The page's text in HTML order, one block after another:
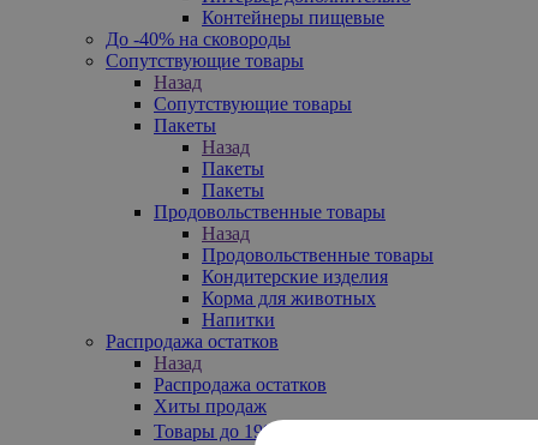
Контейнеры пищевые
До -40% на сковороды
Сопутствующие товары
Назад
Сопутствующие товары
Пакеты
Назад
Пакеты
Пакеты
Продовольственные товары
Назад
Продовольственные товары
Кондитерские изделия
Корма для животных
Напитки
Распродажа остатков
Назад
Распродажа остатков
Хиты продаж
Товары до 199₽